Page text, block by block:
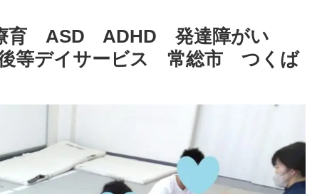
育 ASD ADHD 発達障がい
等デイサービス 常総市 つくば